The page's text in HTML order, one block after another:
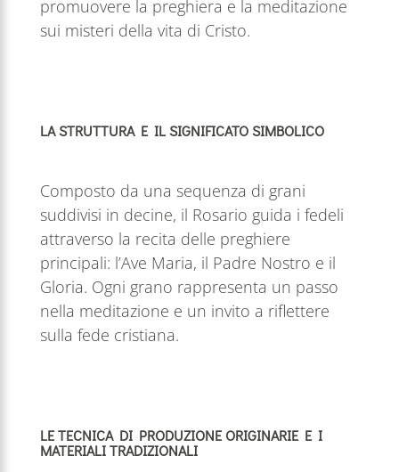
promuovere la preghiera e la meditazione
sui misteri della vita di Cristo.
LA STRUTTURA E IL SIGNIFICATO SIMBOLICO
Composto da una sequenza di grani
suddivisi in decine, il Rosario guida i fedeli
attraverso la recita delle preghiere
principali: l’Ave Maria, il Padre Nostro e il
Gloria. Ogni grano rappresenta un passo
nella meditazione e un invito a riflettere
sulla fede cristiana.
LE TECNICA DI PRODUZIONE ORIGINARIE E I
MATERIALI TRADIZIONALI